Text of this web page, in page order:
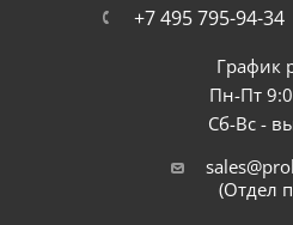
+7 495 795-94-34
График
Пн-Пт
Сб-Вс -
(Отдел